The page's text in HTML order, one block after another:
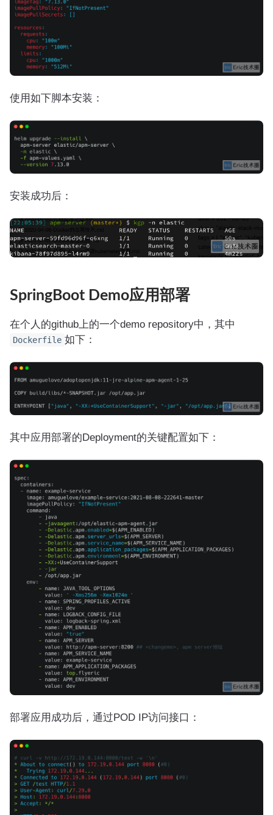
使用如下脚本安装：
安装成功后：
SpringBoot Demo应用部署
在个人的github上的一个demo repository中，其中
Dockerfile 如下：
其中应用部署的Deployment的关键配置如下：
部署应用成功后，通过POD IP访问接口：